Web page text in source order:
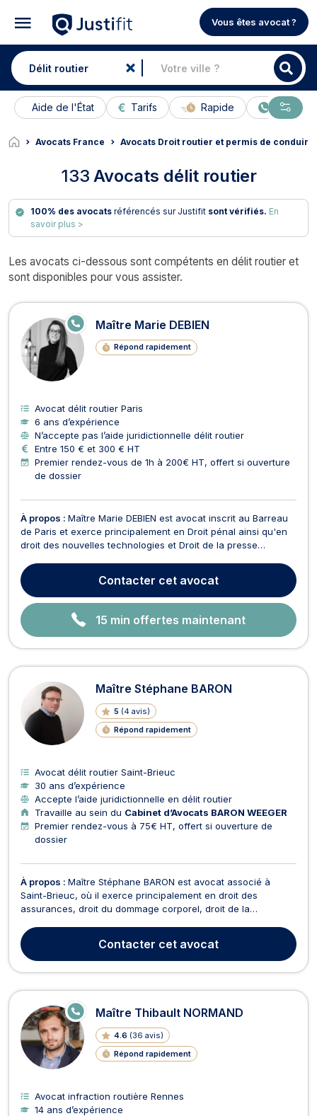
Vous êtes avocat ?
Aide de l'État Tarifs Rapide En ligne
Avocats France Avocats Droit routier et permis de conduire
133 Avocats délit routier
100% des avocatsréférencés sur Justifit sont vérifiés. En
savoir plus >
Les avocats ci-dessous sont compétents en délit routier et
sont disponibles pour vous assister.
Avocats en délit routier
Maître Marie DEBIEN
Répond rapidement
E
N
G
N
E
Avocat délit routier Paris
6 ans d’expérience
N’accepte pas l’aide juridictionnelle délit routier
Entre 150 € et 300 € HT
Premier rendez-vous de 1h à 200€ HT, offert si ouverture
de dossier
À propos : Maître Marie DEBIEN est avocat inscrit au Barreau
de Paris et exerce principalement en Droit pénal ainsi qu'en
droit des nouvelles technologies et Droit de la presse
déréférencement...). Maître Marie DEBIEN est actuellement
avocat Counsel (senior) au sein d’un cabinet réputé p...
Contacter cet avocat
15 min offertes maintenant
Maître Stéphane BARON
5 (4 avis)
Répond rapidement
Avocat délit routier Saint-Brieuc
30 ans d’expérience
Accepte l’aide juridictionnelle en délit routier
Travaille au sein du Cabinet d’Avocats BARON WEEGER
Premier rendez-vous à 75€ HT, offert si ouverture de
dossier
À propos : Maître Stéphane BARON est avocat associé à
Saint-Brieuc, où il exerce principalement en droit des
assurances, droit du dommage corporel, droit de la
recouvrement de créances et droit de la sécurité sociale. Il
accompagne les particuliers comme les professionnel...
Contacter cet avocat
Maître Thibault NORMAND
4.6 (36 avis)
Répond rapidement
E
N
LI
G
N
E
Avocat infraction routière Rennes
14 ans d’expérience